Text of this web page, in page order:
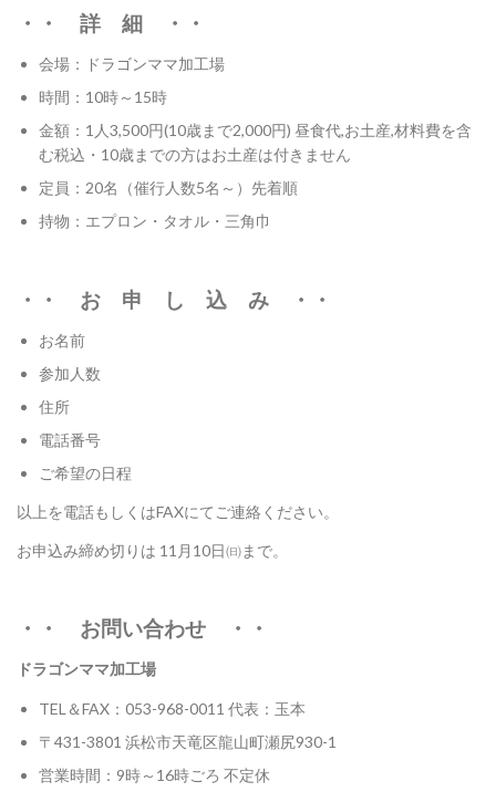
・・ 詳 細 ・・
会場：ドラゴンママ加工場
時間：10時～15時
金額：1人3,500円(10歳まで2,000円) 昼食代,お土産,材料費を含
む税込・10歳までの方はお土産は付きません
定員：20名（催行人数5名～）先着順
持物：エプロン・タオル・三角巾
・・ お 申 し 込 み ・・
お名前
参加人数
住所
電話番号
ご希望の日程
以上を電話もしくはFAXにてご連絡ください。
お申込み締め切りは 11月10日㈰まで。
・・ お問い合わせ ・・
ドラゴンママ加工場
TEL＆FAX：053-968-0011 代表：玉本
〒431-3801 浜松市天竜区龍山町瀬尻930-1
営業時間：9時～16時ごろ 不定休